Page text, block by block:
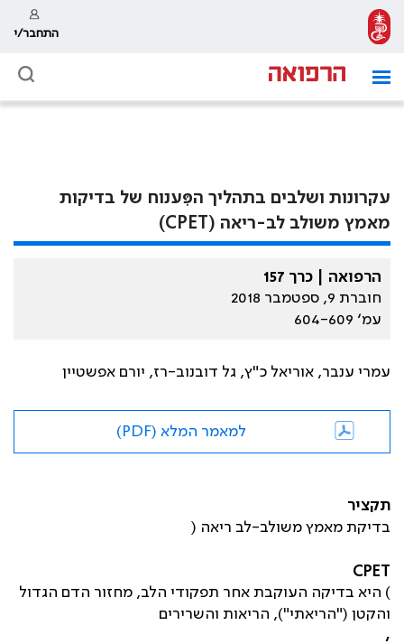
התחבר/י
עקרונות ושלבים בתהליך הפִּענוח של בדיקות
מאמץ משולב לב-ריאה (CPET)
הרפואה | כרך 157
חוברת 9, ספטמבר 2018
עמ׳ 604-609
עמרי ענבר, אוריאל כ"ץ, גל דובנוב-רז, יורם אפשטיין
למאמר המלא (PDF)
תקציר
בדיקת מאמץ משולב-לב ריאה (
CPET
) היא בדיקה העוקבת אחר תפקודי הלב, מחזור הדם הגדול
והקטן ("הריאתי"), הריאות והשרירים
,